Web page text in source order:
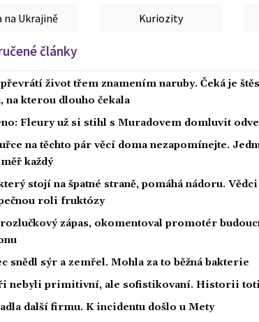
na Ukrajině Kuriozity
články
život třem znamením naruby. Čeká je
na kterou dlouho čekala
Fleury už si stihl s Muradovem domluvit
na těchto pár věcí doma nezapomínejte.
každý
stojí na špatné straně, pomáhá nádoru.
roli fruktózy
zápas, okomentoval promotér
snědl sýr a zemřel. Mohla za to běžná bakterie
nebyli primitivní, ale sofistikovaní. Historii
další firmu. K incidentu došlo u Mety